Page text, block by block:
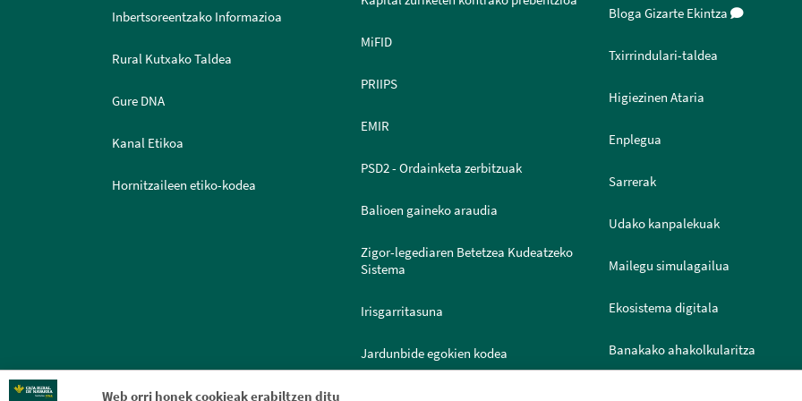
Web orri honek cookieak erabiltzen ditu
Inbertsoreentzako Informazioa
Rural Kutxako Taldea
Gure DNA
Kanal Etikoa
Hornitzaileen etiko-kodea
MiFID
PRIIPS
EMIR
PSD2 - Ordainketa zerbitzuak
Balioen gaineko araudia
Zigor-legediaren Betetzea Kudeatzeko
Sistema
Irisgarritasuna
Jardunbide egokien kodea
Bloga Gizarte Ekintza
Txirrindulari-taldea
Higiezinen Ataria
Enplegua
Sarrerak
Udako kanpalekuak
Mailegu simulagailua
Ekosistema digitala
Banakako ahakolkularitza